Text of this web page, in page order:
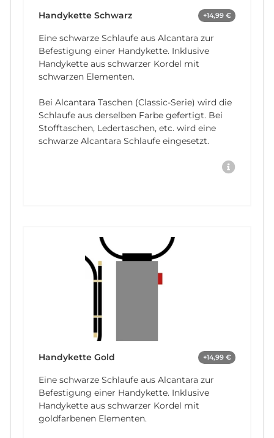
Handykette Schwarz +14,99 €
Eine schwarze Schlaufe aus Alcantara zur
Befestigung einer Handykette. Inklusive
Handykette aus schwarzer Kordel mit
schwarzen Elementen.
Bei Alcantara Taschen (Classic-Serie) wird die
Schlaufe aus derselben Farbe gefertigt. Bei
Stofftaschen, Ledertaschen, etc. wird eine
schwarze Alcantara Schlaufe eingesetzt.
Handykette Gold +14,99 €
Eine schwarze Schlaufe aus Alcantara zur
Befestigung einer Handykette. Inklusive
Handykette aus schwarzer Kordel mit
goldfarbenen Elementen.